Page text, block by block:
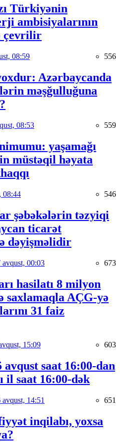
Türkiyənin
ambisiyalarının
çevrilir
08:59 556
Azərbaycanda
məşğulluğuna
08:53 559
yaşamağı
müstəqil həyata
08:44 546
şəbəkələrin təzyiqi
ticarət
dəyişməlidir
avqust, 00:03 673
hasilatı 8 milyon
saxlamaqla AÇG-yə
31 faiz
15:09 603
saat 16:00-dan
il saat 16:00-dək
avqust, 14:51 651
inqilabı, yoxsa